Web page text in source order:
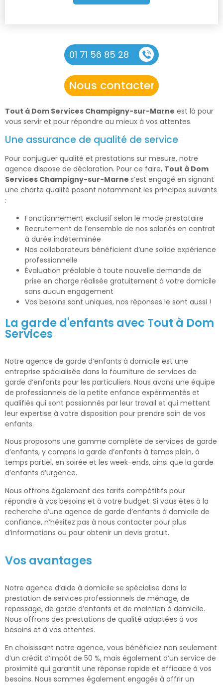
01 71 56 85 28
Nous contacter
Tout à Dom Services Champigny-sur-Marne est là pour
vous servir et pour répondre au mieux à vos attentes.
Une assurance de qualité de service
Pour conjuguer qualité et prestations sur mesure, notre
agence dispose de déclaration. Pour ce faire, Tout à Dom
Services Champigny-sur-Marne s’est engagé en signant
une charte qualité posant notamment les principes suivants
:
Fonctionnement exclusif selon le mode prestataire
Recrutement de l’ensemble de nos salariés en contrat
à durée indéterminée
Nos collaborateurs bénéficient d’une solide expérience
professionnelle
Évaluation préalable à toute nouvelle demande de
prise en charge réalisée gratuitement à votre domicile
sans aucun engagement
Vos besoins sont uniques, nos réponses le sont aussi !
La garde d'enfants avec Tout à Dom
Services
Notre agence de garde d’enfants à domicile est une
entreprise spécialisée dans la fourniture de services de
garde d’enfants pour les particuliers. Nous avons une équipe
de professionnels de la petite enfance expérimentés et
qualifiés qui sont passionnés par leur travail et qui mettent
leur expertise à votre disposition pour prendre soin de vos
enfants.
Nous proposons une gamme complète de services de garde
d’enfants, y compris la garde d’enfants à temps plein, à
temps partiel, en soirée et les week-ends, ainsi que la garde
d’enfants d’urgence.
Nous offrons également des tarifs compétitifs pour
répondre à vos besoins et à votre budget. Si vous êtes à la
recherche d’une agence de garde d’enfants à domicile de
confiance, n’hésitez pas à nous contacter pour plus
d’informations ou pour obtenir un devis gratuit.
Vos avantages
Notre agence d’aide à domicile se spécialise dans la
prestation de services professionnels de ménage, de
repassage, de garde d’enfants et de maintien à domicile.
Nous offrons des prestations de qualité adaptées à vos
besoins et à vos attentes.
En choisissant notre agence, vous bénéficiez non seulement
d’un crédit d’impôt de 50 %, mais également d’un service de
proximité qui garantit une réponse rapide et efficace à vos
besoins. Nous sommes également engagés à offrir un